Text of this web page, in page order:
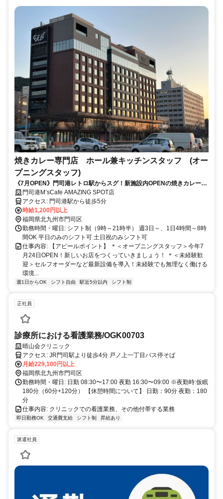
焼きカレー専門店 ホール兼キッチンスタッフ (オー
プニングスタッフ)
《7月OPEN》門司港レトロ駅からスグ！新施設内OPENの焼きカレー専
門店★好調滑り出しで増員スタッフ急募！！
門司港M’sCafe AMAZING SPOT店
アクセス: 門司港駅から徒歩5分
時給1,200円以上
福岡県北九州市門司区
勤務時間・曜日: シフト制（9時～21時半） 週3日～、1日4時間～8時
間OK 平日のみのシフト可 土日祝のみシフト可
仕事内容: 【アピールポイント】 ＊＜オープニングスタッフ＞今年7
月24日OPEN！新しいお店をつくっていきましょう！ ＊＜未経験歓
迎＞セルフオーダーなど最新設備を導入！未経験でも無理なく働ける
環境...
週1日からOK シフト自由 駅近5分以内 シフト制
正社員
診療所における看護業務/OGK00703
晴山会クリニック
アクセス: JR門司駅より徒歩4分 戸ノ上一丁目バス停そば
月給229,100円以上
福岡県北九州市門司区
勤務時間・曜日: 日勤 08:30〜17:00 夜勤 16:30〜09:00 ※夜勤時:仮眠
180分（60分+120分） 【休憩時間について】 日勤：90分 夜勤：180
分
仕事内容: クリニックでの看護業務、その他付帯する業務
即日勤務OK 交通費支給 シフト制 昇給あり
派遣社員